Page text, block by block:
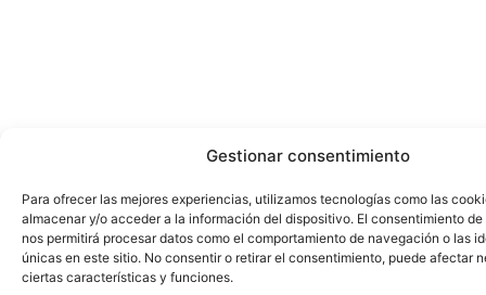
Gestionar consentimiento
Para ofrecer las mejores experiencias, utilizamos tecnologías como las
almacenar y/o acceder a la información del dispositivo. El consentimiento
nos permitirá procesar datos como el comportamiento de navegación o las
únicas en este sitio. No consentir o retirar el consentimiento, puede afectar
ciertas características y funciones.